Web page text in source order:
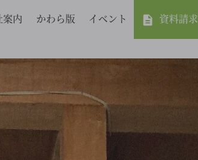
案内 かわら版 イベント 資料請求